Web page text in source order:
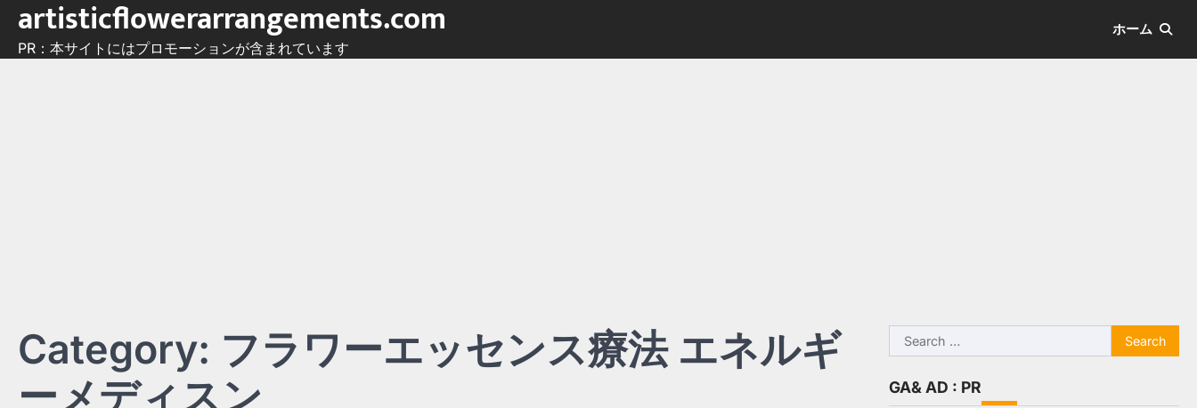
Skip
content
artisticflowerarrangements.com
PR：本サイトにはプロモーションが含まれています
ホーム
Category: フラワーエッセンス療法 エネルギ
ーメディスン
Search
for:
GA& AD : PR